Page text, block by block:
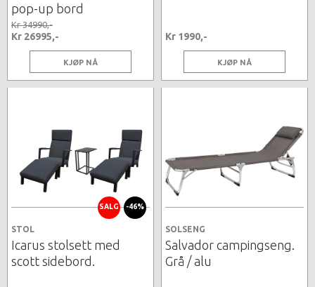
pop-up bord
Kr 34990,-
Kr 26995,-
KJØP NÅ
Kr 1990,-
KJØP NÅ
SALG -46%
STOL
Icarus stolsett med
scott sidebord.
SOLSENG
Salvador campingseng.
Grå / alu